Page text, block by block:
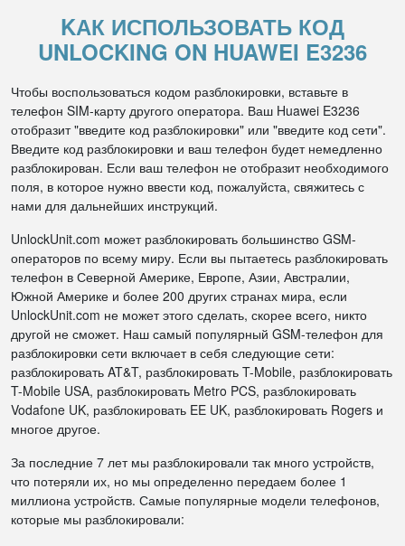
KАК ИСПОЛЬЗОВАТЬ КОД
UNLOCKING ON HUAWEI E3236
Чтобы воспользоваться кодом разблокировки, вставьте в
телефон SIM-карту другого оператора. Ваш Huawei E3236
отобразит "введите код разблокировки" или "введите код сети".
Введите код разблокировки и ваш телефон будет немедленно
разблокирован. Если ваш телефон не отобразит необходимого
поля, в которое нужно ввести код, пожалуйста, свяжитесь с
нами для дальнейших инструкций.
UnlockUnit.com может разблокировать большинство GSM-
операторов по всему миру. Если вы пытаетесь разблокировать
телефон в Северной Америке, Европе, Азии, Австралии,
Южной Америке и более 200 других странах мира, если
UnlockUnit.com не может этого сделать, скорее всего, никто
другой не сможет. Наш самый популярный GSM-телефон для
разблокировки сети включает в себя следующие сети:
разблокировать AT&T, разблокировать T-Mobile, разблокировать
T-Mobile USA, разблокировать Metro PCS, разблокировать
Vodafone UK, разблокировать EE UK, разблокировать Rogers и
многое другое.
За последние 7 лет мы разблокировали так много устройств,
что потеряли их, но мы определенно передаем более 1
миллиона устройств. Самые популярные модели телефонов,
которые мы разблокировали: